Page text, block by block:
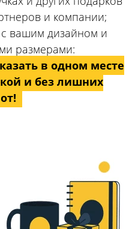
и компании;
вашим дизайном и
размерами:
в одном месте
и без лишних